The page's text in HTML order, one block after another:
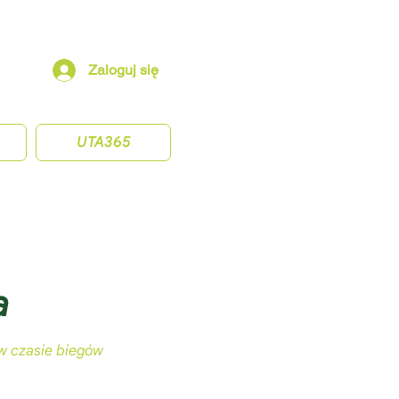
Zaloguj się
UTA365
czasie biegów